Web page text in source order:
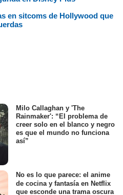
en sitcoms de Hollywood que
Milo Callaghan y 'The
Rainmaker': “El problema de
creer solo en el blanco y negro
es que el mundo no funciona
así”
No es lo que parece: el anime
de cocina y fantasía en Netflix
que esconde una trama oscura